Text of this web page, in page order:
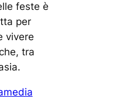
feste è
per
vivere
tra